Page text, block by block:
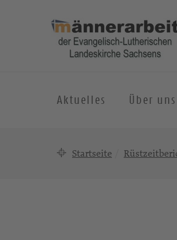
Aktuelles Über uns
Startseite